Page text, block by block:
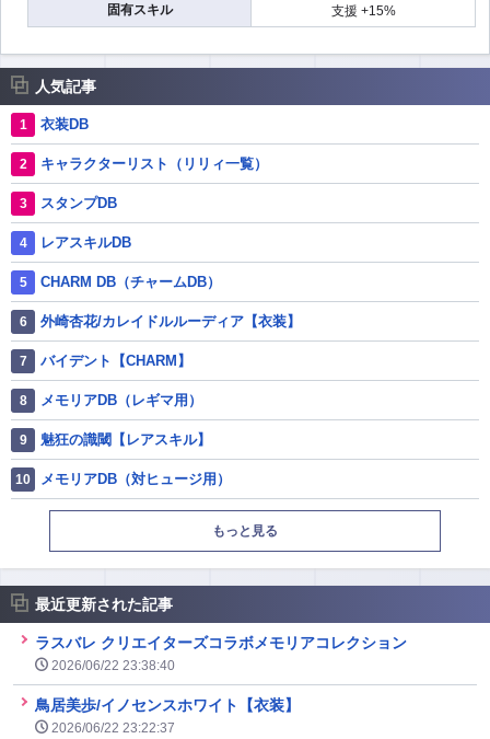
固有スキル
支援 +15%
人気記事
衣装DB
キャラクターリスト（リリィ一覧）
スタンプDB
レアスキルDB
CHARM DB（チャームDB）
外崎杏花/カレイドルルーディア【衣装】
バイデント【CHARM】
メモリアDB（レギマ用）
魅狂の識閾【レアスキル】
メモリアDB（対ヒュージ用）
もっと見る
最近更新された記事
ラスバレ クリエイターズコラボメモリアコレクション
2026/06/22 23:38:40
鳥居美歩/イノセンスホワイト【衣装】
2026/06/22 23:22:37